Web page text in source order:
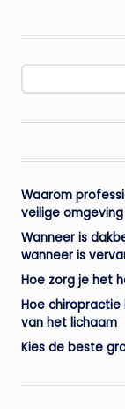
Waarom
veilige omgeving
Wanneer is
wanneer is
Hoe zorg je het
Hoe
van het lichaam
Kies de beste